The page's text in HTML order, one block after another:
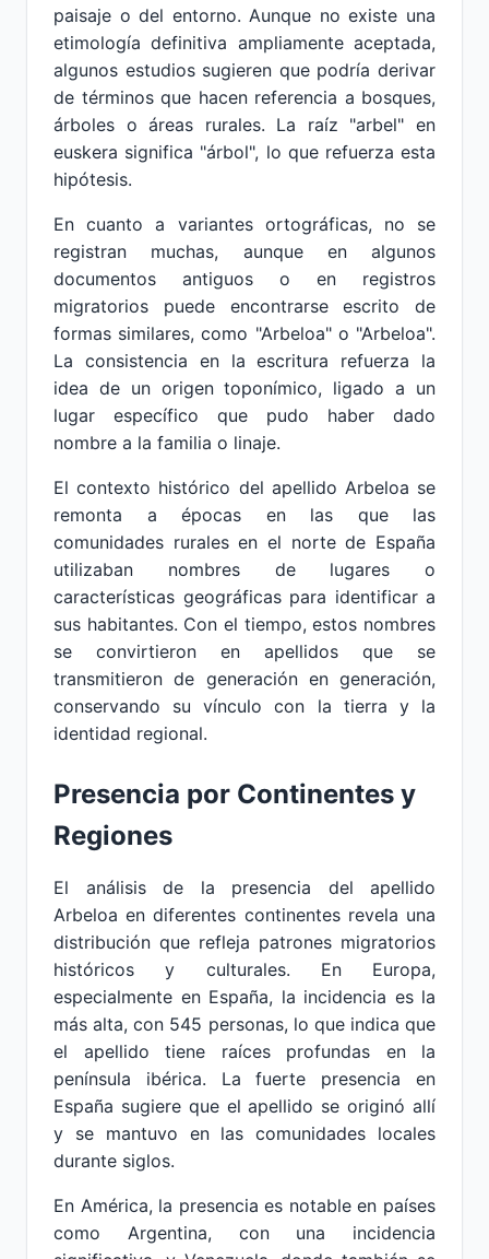
paisaje o del entorno. Aunque no existe una
etimología definitiva ampliamente aceptada,
algunos estudios sugieren que podría derivar
de términos que hacen referencia a bosques,
árboles o áreas rurales. La raíz "arbel" en
euskera significa "árbol", lo que refuerza esta
hipótesis.
En cuanto a variantes ortográficas, no se
registran muchas, aunque en algunos
documentos antiguos o en registros
migratorios puede encontrarse escrito de
formas similares, como "Arbeloa" o "Arbeloa".
La consistencia en la escritura refuerza la
idea de un origen toponímico, ligado a un
lugar específico que pudo haber dado
nombre a la familia o linaje.
El contexto histórico del apellido Arbeloa se
remonta a épocas en las que las
comunidades rurales en el norte de España
utilizaban nombres de lugares o
características geográficas para identificar a
sus habitantes. Con el tiempo, estos nombres
se convirtieron en apellidos que se
transmitieron de generación en generación,
conservando su vínculo con la tierra y la
identidad regional.
Presencia por Continentes y
Regiones
El análisis de la presencia del apellido
Arbeloa en diferentes continentes revela una
distribución que refleja patrones migratorios
históricos y culturales. En Europa,
especialmente en España, la incidencia es la
más alta, con 545 personas, lo que indica que
el apellido tiene raíces profundas en la
península ibérica. La fuerte presencia en
España sugiere que el apellido se originó allí
y se mantuvo en las comunidades locales
durante siglos.
En América, la presencia es notable en países
como Argentina, con una incidencia